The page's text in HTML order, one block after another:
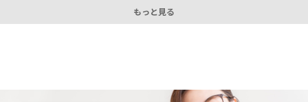
もっと見る